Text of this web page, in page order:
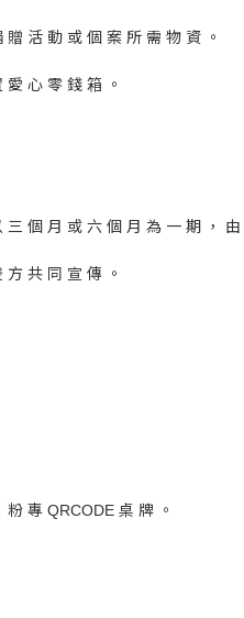
活 動 或 個 案 所 需 物 資 。
心 零 錢 箱 。
個 月 或 六 個 月 為 一 期 ， 由
共 同 宣 傳 。
專 QRCODE 桌 牌 。